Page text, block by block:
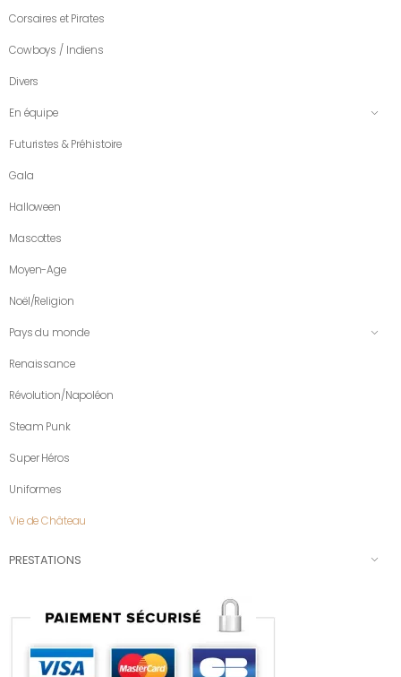
Corsaires et Pirates
Cowboys / Indiens
Divers
En équipe
Futuristes & Préhistoire
Gala
Halloween
Mascottes
Moyen-Age
Noël/Religion
Pays du monde
Renaissance
Révolution/Napoléon
Steam Punk
Super Héros
Uniformes
Vie de Château
PRESTATIONS